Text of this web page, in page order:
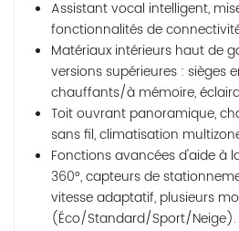
Assistant vocal intelligent,
fonctionnalités de
Matériaux intérieurs haut de
versions supérieures : sièges
chauffants/à mémoire,
Toit ouvrant panoramique,
sans fil, climatisation
Fonctions avancées d'aide à
360°, capteurs de
vitesse adaptatif, plusieurs
(Éco/Standard/Sport/Neige).